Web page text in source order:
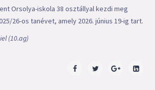
Orsolya-iskola 38 osztállyal kezdi meg
26-os tanévet, amely 2026. június 19-ig tart.
(10.ag)